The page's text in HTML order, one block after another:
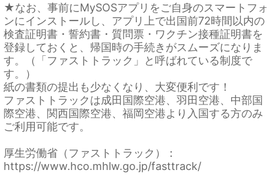
★なお、事前にMySOSアプリをご自身のスマートフォ
ンにインストールし、アプリ上で出国前72時間以内の
検査証明書・誓約書・質問票・ワクチン接種証明書を
登録しておくと、帰国時の手続きがスムーズになりま
す。（「ファストトラック」と呼ばれている制度で
す。）
紙の書類の提出も少なくなり、大変便利です！
ファストトラックは成田国際空港、羽田空港、中部国
際空港、関西国際空港、福岡空港より入国する方のみ
ご利用可能です。
厚生労働省（ファストトラック）：
https://www.hco.mhlw.go.jp/fasttrack/